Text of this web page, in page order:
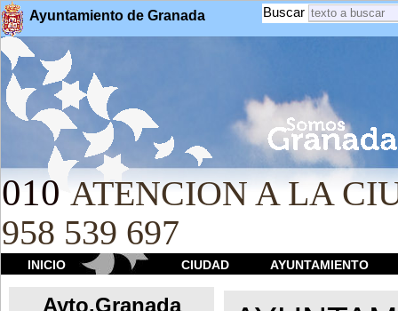
Ayuntamiento de Granada Buscar
010 ATENCION A LA
958 539 697
INICIO CIUDAD AYUNTAMIENTO
Ayto.Granada